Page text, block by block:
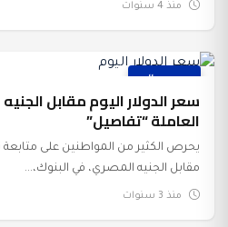
منذ 4 سنوات
سعر الدولار اليوم مقابل
العاملة “تفاصيل”
يحرص الكثير من المواطنين على متابعة
مقابل الجنيه المصري، في البنوك،...
منذ 3 سنوات